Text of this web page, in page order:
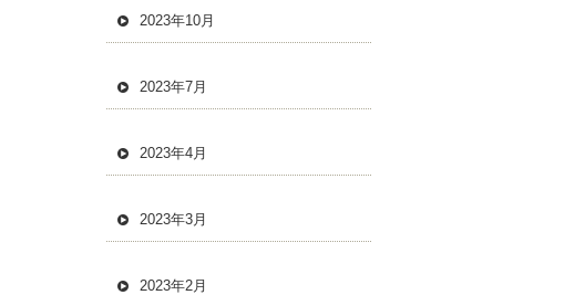
2023年10月
2023年7月
2023年4月
2023年3月
2023年2月